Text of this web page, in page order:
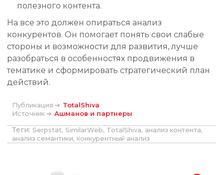
полезного контента.
На все это должен опираться анализ
конкурентов. Он помогает понять свои слабые
стороны и возможности для развития, лучше
разобраться в особенностях продвижения в
тематике и сформировать стратегический план
действий.
Публикация ➔ TotalShiva
Источник ➔ Ашманов и партнеры
Теги: Serpstat, SimilarWeb, TotalShiva, анализ контента,
анализ семантики, конкурентный анализ